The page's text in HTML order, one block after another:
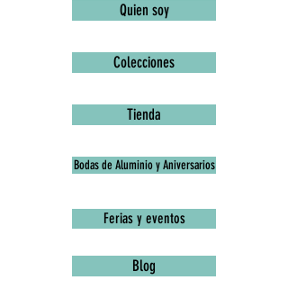
Quien soy
Colecciones
Tienda
Bodas de Aluminio y Aniversarios
Ferias y eventos
Blog